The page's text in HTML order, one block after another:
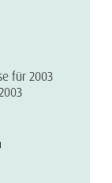
für 2003